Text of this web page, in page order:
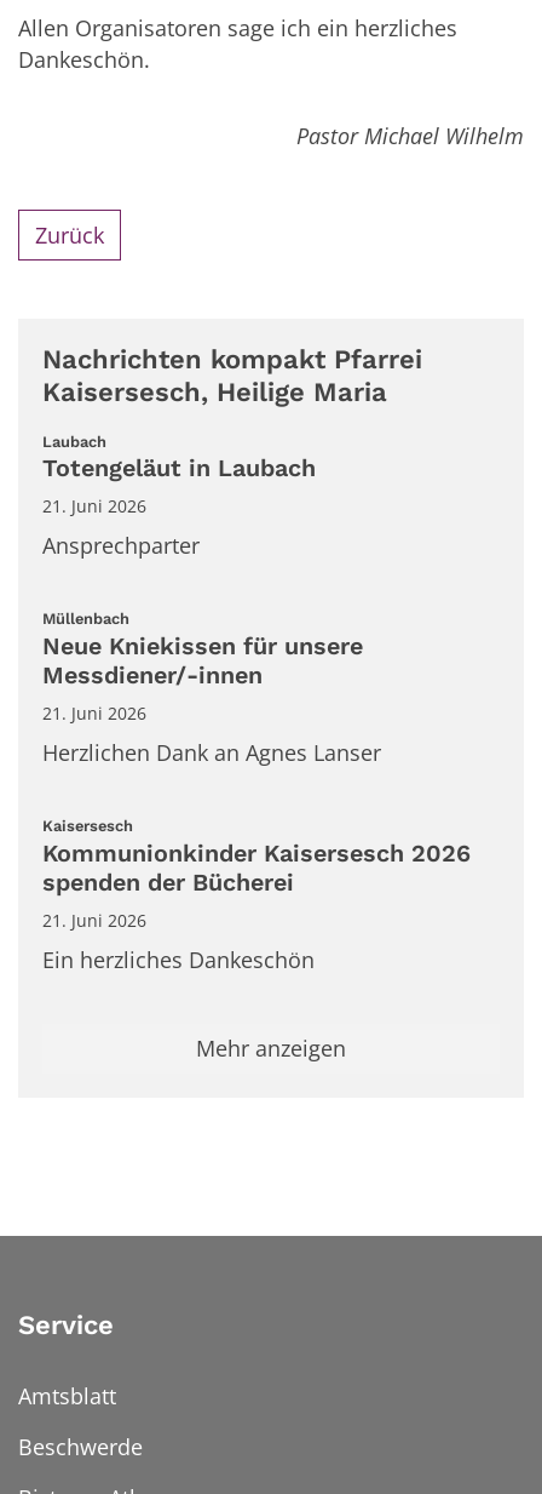
Allen Organisatoren sage ich ein herzliches
Dankeschön.
Pastor Michael Wilhelm
Zurück
Nachrichten kompakt Pfarrei
Kaisersesch, Heilige Maria
Laubach
Totengeläut in Laubach
21. Juni 2026
Ansprechparter
Müllenbach
Neue Kniekissen für unsere
Messdiener/-innen
21. Juni 2026
Herzlichen Dank an Agnes Lanser
Kaisersesch
Kommunionkinder Kaisersesch 2026
spenden der Bücherei
21. Juni 2026
Ein herzliches Dankeschön
Mehr anzeigen
Service
Amtsblatt
Beschwerde